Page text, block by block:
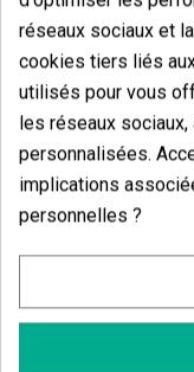
Oui. Bien que le
grosses têtes et
peut y avoir de
taille, de forme
Peut-il y avoir
entre les fleurs
Oui. S'agissant
différences de
peuvent
signifie
réseaux sociaux et
cookies tiers liés
utilisés pour vous
les réseaux
personnalisées.
implications
personnelles ?